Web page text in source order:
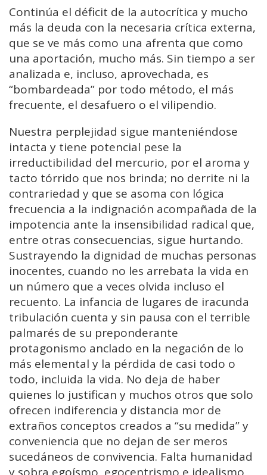
Continúa el déficit de la autocrítica y mucho
más la deuda con la necesaria crítica externa,
que se ve más como una afrenta que como
una aportación, mucho más. Sin tiempo a ser
analizada e, incluso, aprovechada, es
“bombardeada” por todo método, el más
frecuente, el desafuero o el vilipendio.
Nuestra perplejidad sigue manteniéndose
intacta y tiene potencial pese la
irreductibilidad del mercurio, por el aroma y
tacto tórrido que nos brinda; no derrite ni la
contrariedad y que se asoma con lógica
frecuencia a la indignación acompañada de la
impotencia ante la insensibilidad radical que,
entre otras consecuencias, sigue hurtando.
Sustrayendo la dignidad de muchas personas
inocentes, cuando no les arrebata la vida en
un número que a veces olvida incluso el
recuento. La infancia de lugares de iracunda
tribulación cuenta y sin pausa con el terrible
palmarés de su preponderante
protagonismo anclado en la negación de lo
más elemental y la pérdida de casi todo o
todo, incluida la vida. No deja de haber
quienes lo justifican y muchos otros que solo
ofrecen indiferencia y distancia mor de
extraños conceptos creados a “su medida” y
conveniencia que no dejan de ser meros
sucedáneos de convivencia. Falta humanidad